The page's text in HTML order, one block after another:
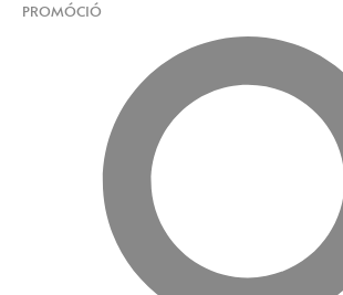
PROMÓCIÓ